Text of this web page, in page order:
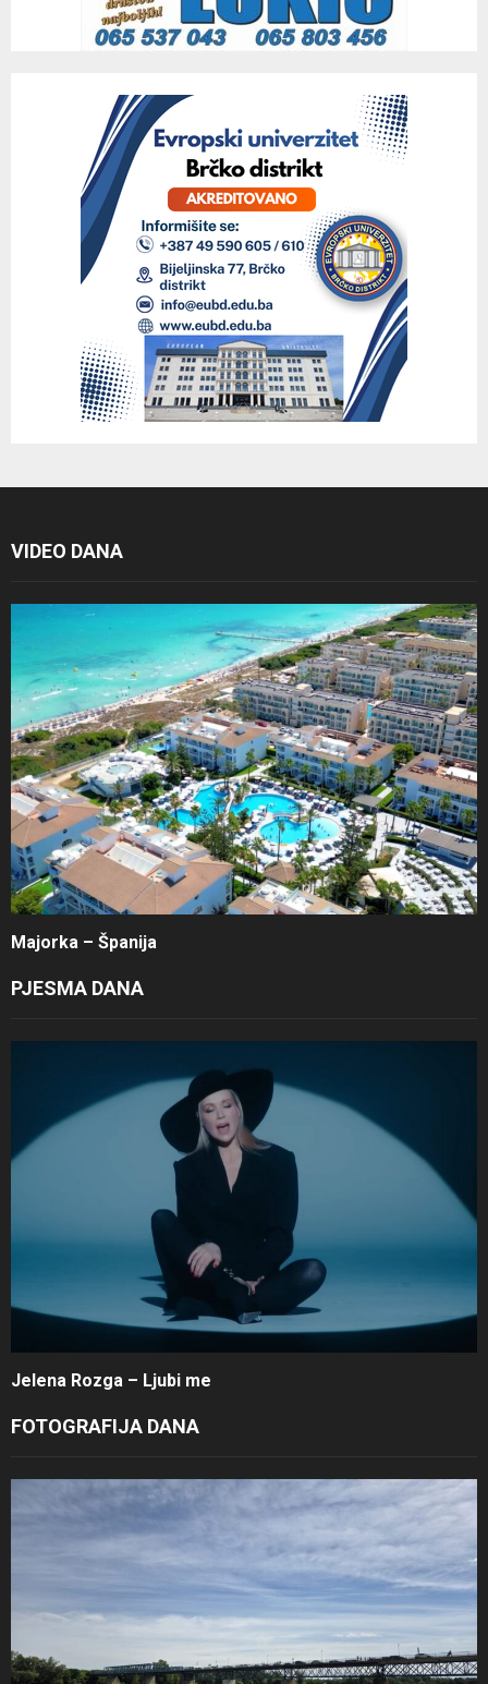
VIDEO DANA
Majorka – Španija
PJESMA DANA
Jelena Rozga – Ljubi me
FOTOGRAFIJA DANA